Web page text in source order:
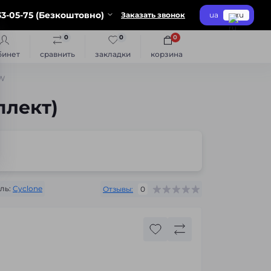
05-75 (Безкоштовно) Заказать звонок ua ru
сравнить
0
закладки
0
корзина
0
Cyclone Отзывы: 0